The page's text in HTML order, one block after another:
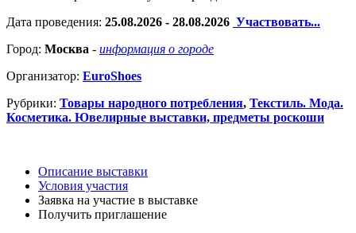
Дата проведения: 25.08.2026 - 28.08.2026 Участвовать...
Город: Москва - информация о городе
Организатор: EuroShoes
Рубрики: Товары народного потребления, Текстиль. Мода.
Косметика. Ювелирные выставки, предметы роскоши
Описание выставки
Условия участия
Заявка на участие в выставке
Получить приглашение